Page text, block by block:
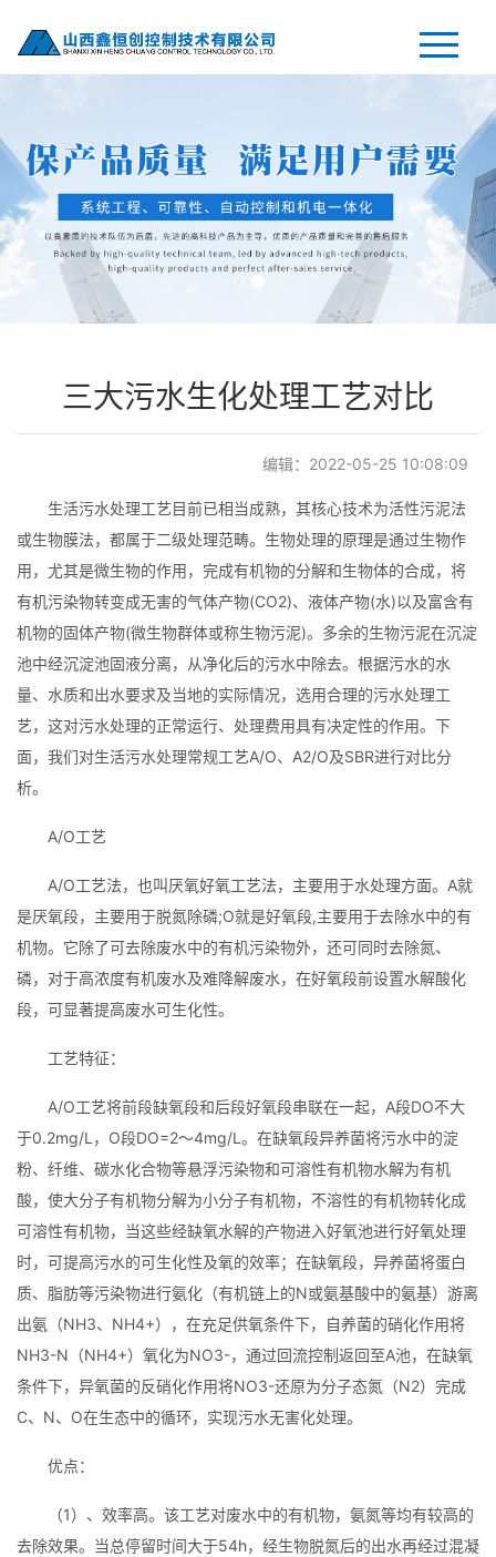
关于我们
案例展示
新闻中心
给我留言
联系我们
三大污水生化处理工艺对比
编辑：2022-05-25 10:08:09
生活污水处理工艺目前已相当成熟，其核心技术为活性污泥法
或生物膜法，都属于二级处理范畴。生物处理的原理是通过生物作
用，尤其是微生物的作用，完成有机物的分解和生物体的合成，将
有机污染物转变成无害的气体产物(CO2)、液体产物(水)以及富含有
机物的固体产物(微生物群体或称生物污泥)。多余的生物污泥在沉淀
池中经沉淀池固液分离，从净化后的污水中除去。根据污水的水
量、水质和出水要求及当地的实际情况，选用合理的污水处理工
艺，这对污水处理的正常运行、处理费用具有决定性的作用。下
面，我们对生活污水处理常规工艺A/O、A2/O及SBR进行对比分
析。
A/O工艺
A/O工艺法，也叫厌氧好氧工艺法，主要用于水处理方面。A就
是厌氧段，主要用于脱氮除磷;O就是好氧段,主要用于去除水中的有
机物。它除了可去除废水中的有机污染物外，还可同时去除氮、
磷，对于高浓度有机废水及难降解废水，在好氧段前设置水解酸化
段，可显著提高废水可生化性。
工艺特征：
A/O工艺将前段缺氧段和后段好氧段串联在一起，A段DO不大
于0.2mg/L，O段DO=2～4mg/L。在缺氧段异养菌将污水中的淀
粉、纤维、碳水化合物等悬浮污染物和可溶性有机物水解为有机
酸，使大分子有机物分解为小分子有机物，不溶性的有机物转化成
可溶性有机物，当这些经缺氧水解的产物进入好氧池进行好氧处理
时，可提高污水的可生化性及氧的效率；在缺氧段，异养菌将蛋白
质、脂肪等污染物进行氨化（有机链上的N或氨基酸中的氨基）游离
出氨（NH3、NH4+），在充足供氧条件下，自养菌的硝化作用将
NH3-N（NH4+）氧化为NO3-，通过回流控制返回至A池，在缺氧
条件下，异氧菌的反硝化作用将NO3-还原为分子态氮（N2）完成
C、N、O在生态中的循环，实现污水无害化处理。
优点：
（1）、效率高。该工艺对废水中的有机物，氨氮等均有较高的
去除效果。当总停留时间大于54h，经生物脱氮后的出水再经过混凝